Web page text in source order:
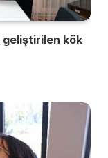
geliştirilen kök